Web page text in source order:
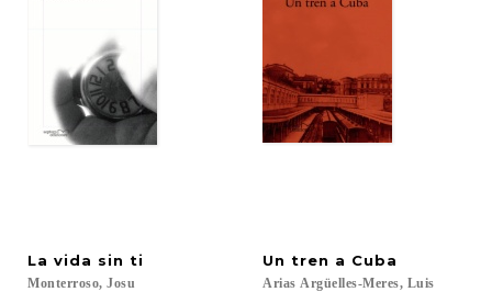
La vida sin ti
Monterroso, Josu
Un tren a Cuba
Arias Argüelles-Meres, Luis